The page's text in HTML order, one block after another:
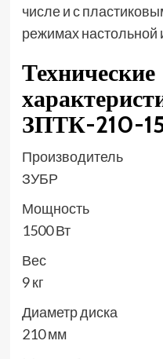
числе и с
режимах настольной
Технические
ЗПТК-210-
Производитель
ЗУБР
Мощность
1500 Вт
Вес
9 кг
Диаметр диска
210 мм